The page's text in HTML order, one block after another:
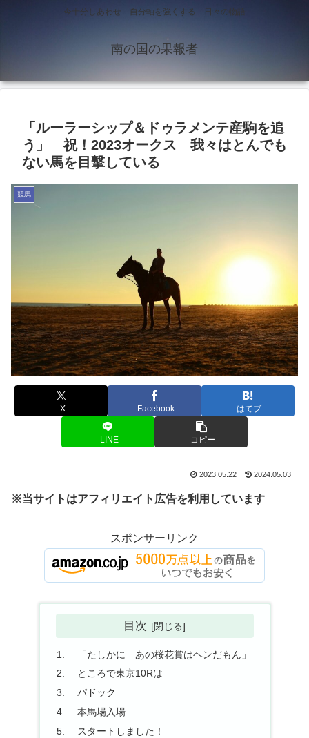
今十分しあわせ 自分軸を強くする 日々の物語
南の国の果報者
「ルーラーシップ＆ドゥラメンテ産駒を追
う」 祝！2023オークス 我々はとんでも
ない馬を目撃している
競馬
X Facebook はてブ
LINE コピー
2023.05.22 2024.05.03
※当サイトはアフィリエイト広告を利用しています
スポンサーリンク
目次
「たしかに あの桜花賞はヘンだもん」
ところで東京10Rは
パドック
本馬場入場
スタートしました！